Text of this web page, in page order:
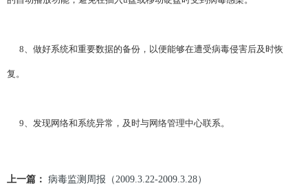
8、做好系统和重要数据的备份，以便能够在遭受病毒侵害后及时恢
复。
9、发现网络和系统异常，及时与网络管理中心联系。
上一篇： 病毒监测周报（2009.3.22-2009.3.28）